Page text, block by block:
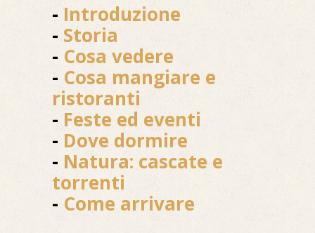
- Introduzione
- Storia
- Cosa vedere
- Cosa mangiare e
ristoranti
- Feste ed eventi
- Dove dormire
- Natura: cascate e
torrenti
- Come arrivare